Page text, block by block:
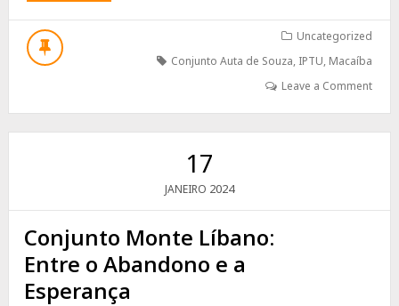
UM
FREIRE
Uncategorized
Conjunto Auta de Souza, IPTU, Macaíba
Leave a Comment
17
JANEIRO 2024
Conjunto Monte Líbano:
Entre o Abandono e a
Esperança